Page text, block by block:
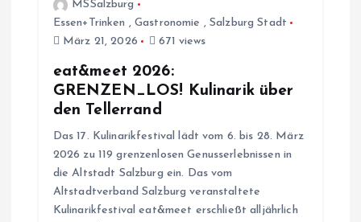
MSSalzburg
Essen+Trinken ,Gastronomie ,Salzburg Stadt
März 21, 2026
671 views
eat&meet 2026:
GRENZEN_LOS! Kulinarik über
den Tellerrand
Das 17. Kulinarikfestival lädt vom 6. bis 28. März
2026 zu 119 grenzenlosen Genusserlebnissen in
die Altstadt Salzburg ein. Das vom
Altstadtverband Salzburg veranstaltete
Kulinarikfestival eat&meet erschließt alljährlich